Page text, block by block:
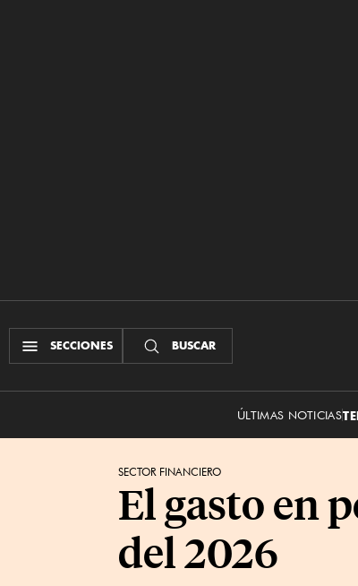
SECCIONES BUSCAR
ÚLTIMAS NOTICIAS
SECTOR FINANCIERO
El gasto en
del 2026